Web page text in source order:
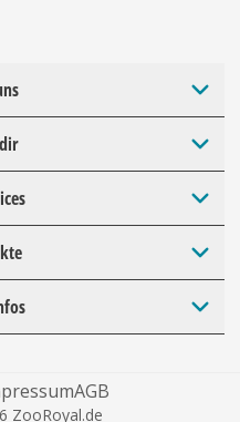
AGB
ZooRoyal.de